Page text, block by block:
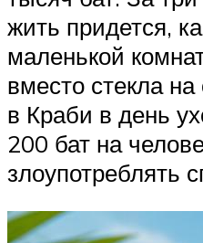
жить придется,
маленькой
вместо стекла
в Краби в день
200 бат на
злоупотреблять